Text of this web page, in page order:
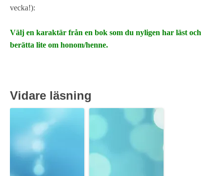
vecka!):
Välj en karaktär från en bok som du nyligen har läst och
berätta lite om honom/henne.
Vidare läsning